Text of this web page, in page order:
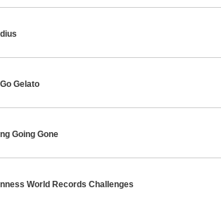
Gelato
Going Gone
World Records Challenges